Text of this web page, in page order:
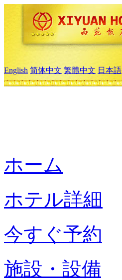
English 简体中文 繁體中文 日本語
ホーム
ホテル詳細
今すぐ予約
施設・設備